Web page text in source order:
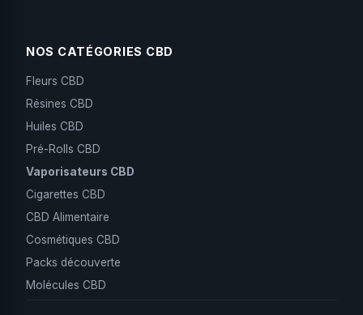
NOS CATÉGORIES CBD
Fleurs CBD
Résines CBD
Huiles CBD
Pré-Rolls CBD
Vaporisateurs CBD
Cigarettes CBD
CBD Alimentaire
Cosmétiques CBD
Packs découverte
Molécules CBD